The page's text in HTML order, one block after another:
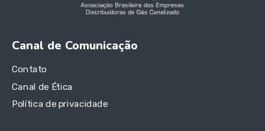
Canal de Comunicação
Contato
Canal de Ética
Política de privacidade